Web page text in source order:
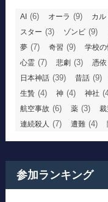
AI (6) オーラ (9) カル
スター (3) ゾンビ (9)
夢 (7) 奇習 (9) 学校の
心霊 (7) 悲劇 (3) 憑依
日本神話 (39) 昔話 (9)
生贄 (4) 神 (4) 神社
航空事故 (6) 薬 (3) 裁
連続殺人 (7) 遭難 (4)
参加ランキング